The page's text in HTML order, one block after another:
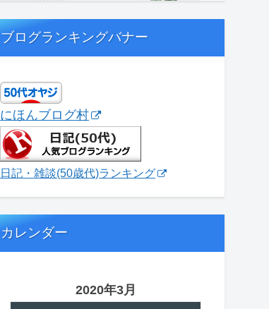
ブログランキングバナー
にほんブログ村
日記・雑談(50歳代)ランキング
カレンダー
2020年3月